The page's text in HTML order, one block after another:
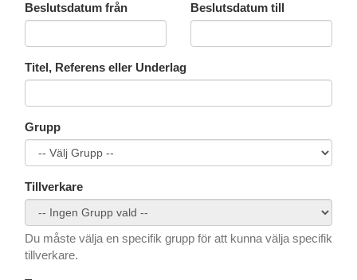
Beslutsdatum från Beslutsdatum till
Titel, Referens eller Underlag
Grupp
Tillverkare
Du måste välja en specifik grupp för att kunna välja specifik
tillverkare.